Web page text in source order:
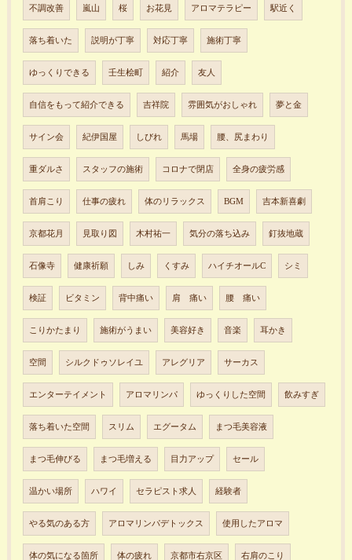
不調改善 嵐山 桜 お花見 アロマテラピー 駅近く
落ち着いた 説明が丁寧 対応丁寧 施術丁寧
ゆっくりできる 壬生桧町 紹介 友人
自信をもって紹介できる 吉祥院 雰囲気がおしゃれ 夢と金
サイン会 紀伊国屋 しびれ 馬場 腰、尻まわり
重ダルさ スタッフの施術 コロナで閉店 全身の疲労感
首肩こり 仕事の疲れ 体のリラックス BGM 吉本新喜劇
京都花月 見取り図 木村祐一 気分の落ち込み 釘抜地蔵
石像寺 健康祈願 しみ くすみ ハイチオールC シミ
検証 ビタミン 背中痛い 肩 痛い 腰 痛い
こりかたまり 施術がうまい 美容好き 音楽 耳かき
空間 シルクドゥソレイユ アレグリア サーカス
エンターテイメント アロマリンパ ゆっくりした空間 飲みすぎ
落ち着いた空間 スリム エグータム まつ毛美容液
まつ毛伸びる まつ毛増える 目力アップ セール
温かい場所 ハワイ セラピスト求人 経験者
やる気のある方 アロマリンパデトックス 使用したアロマ
体の気になる箇所 体の疲れ 京都市右京区 右肩のこり